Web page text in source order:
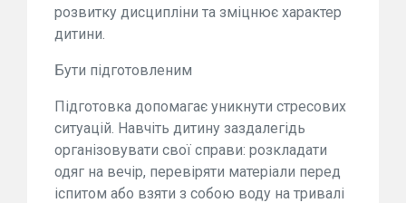
розвитку дисципліни та зміцнює характер
дитини.
Бути підготовленим
Підготовка допомагає уникнути стресових
ситуацій. Навчіть дитину заздалегідь
організовувати свої справи: розкладати
одяг на вечір, перевіряти матеріали перед
іспитом або взяти з собою воду на тривалі